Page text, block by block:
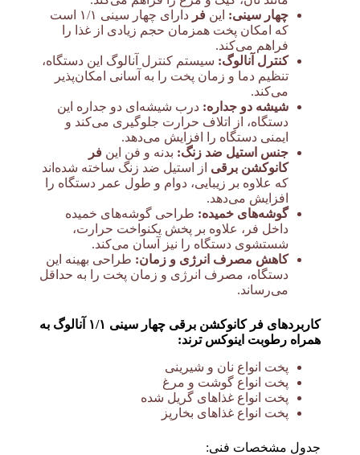
چهار سینی: این فر
دارای چهار سینی ۱/۱ است
که امکان پخت همزمان حجم زیادی از غذا را
فراهم می‌کند.
کنترل آنالوگ: سیستم کنترل آنالوگ این دستگاه،
تنظیم دما و زمان پخت را به آسانی امکان‌پذیر
می‌کند.
شیشه دو جداره: درب شیشه‌ای دو جداره این
دستگاه، از اتلاف حرارت جلوگیری می‌کند و
ایمنی دستگاه را افزایش می‌دهد.
جنس استیل ضد زنگ: بدنه و فن این فر
کانوکشن برقی از استیل ضد زنگ ساخته شده‌اند
که علاوه بر زیبایی، دوام و طول عمر دستگاه را
افزایش می‌دهد.
گوشه‌های خمیده: طراحی گوشه‌های خمیده
داخل فر، علاوه بر پخش یکنواخت حرارت،
شستشوی دستگاه را نیز آسان می‌کند.
کاهش مصرف انرژی و زمان: طراحی بهینه این
دستگاه، مصرف انرژی و زمان پخت را به حداقل
می‌رساند.
کاربردهای فر کانوکشن برقی چهار سینی ۱/۱ آنالوگ به
همراه رطوبت اینوکس ترند:
پخت انواع نان و شیرینی
پخت انواع گوشت و مرغ
پخت انواع غذاهای گریل شده
پخت انواع غذاهای بخارپز
جدول مشخصات فنی: